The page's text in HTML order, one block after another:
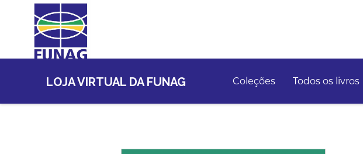
LOJA VIRTUAL DA FUNAG Coleções Todos os livros